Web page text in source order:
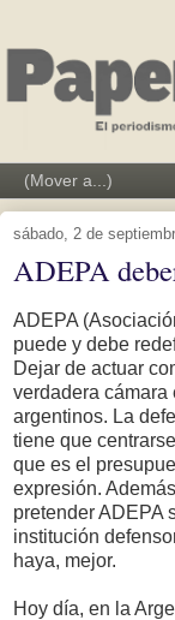
sábado, 2 de
ADEPA
ADEPA
puede y debe
Dejar de actuar
verdadera
argentinos. La
tiene que
que es el
expresión.
pretender ADEPA
institución
haya, mejor.
Hoy día, en la